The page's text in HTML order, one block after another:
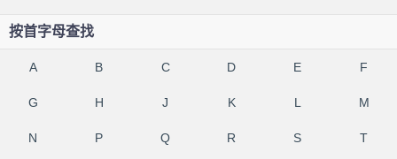
按首字母查找
A B C D E F
G H J K L M
N P Q R S T